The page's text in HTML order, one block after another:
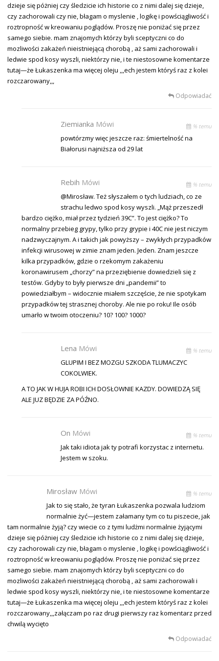
dzieje się póżniej czy śledzicie ich historie co z nimi dalej się dzieje,
czy zachorowali czy nie, błagam o myslenie , logikę i powściągliwość i
roztropność w kreowaniu poglądów. Proszę nie poniżać się przez
samego siebie. mam znajomych którzy byli sceptyczni co do
mozliwości zakażeń nieistniejącą chorobą , aż sami zachorowali i
ledwie spod kosy wyszli, niektórzy nie, i te niestosowne komentarze
tutaj—że Łukaszenka ma więcej oleju ,,,ech jestem któryś raz z kolei
rozczarowany,,,
Odpowiadać
Ziemianka Mówi % temu
powtórzmy więc jeszcze raz: śmiertelność na
Białorusi najniższa od 29 lat
Rebih Mówi % temu
@Mirosław. Też słyszałem o tych ludziach, co ze
strachu ledwo spod kosy wyszli. „Mąż przeszedł
bardzo ciężko, miał przez tydzień 39C”. To jest ciężko? To
normalny przebieg grypy, tylko przy grypie i 40C nie jest niczym
nadzwyczajnym. A i takich jak powyższy – zwykłych przypadków
infekcji wirusowej w zimie znam jeden. Jeden. Znam jeszcze
kilka przypadków, gdzie o rzekomym zakażeniu
koronawirusem „chorzy” na przeziębienie dowiedzieli się z
testów. Gdyby to były pierwsze dni „pandemii” to
powiedziałbym – widocznie miałem szczęście, że nie spotykam
przypadków tej strasznej choroby. Ale nie po roku! Ile osób
umarło w twoim otoczeniu? 10? 100? 1000?
Lena Mówi % temu
GLUPIM I BEZ MOZGU SZKODA TLUMACZYC
COKOLWIEK.
A TO JAK W HUJA ROBI ICH DOSŁOWNIE KAZDY. DOWIEDZĄ SIĘ
ALE JUZ BĘDZIE ZA PÓŹNO.
On Mówi % temu
Jak taki idiota jak ty potrafi korzystac z internetu.
Jestem w szoku.
Mirosław Mówi % temu
Jak to się stało, że tyran Łukaszenka pozwala ludziom
normalnie żyć—jestem załamany tym co tu piszecie, jak
tam normalnie żyją? czy wiecie co z tymi ludżmi normalnie żyjącymi
dzieje się póżniej czy śledzicie ich historie co z nimi dalej się dzieje,
czy zachorowali czy nie, błagam o myslenie , logikę i powściągliwość i
roztropność w kreowaniu poglądów. Proszę nie poniżać się przez
samego siebie. mam znajomych którzy byli sceptyczni co do
mozliwości zakażeń nieistniejącą chorobą , aż sami zachorowali i
ledwie spod kosy wyszli, niektórzy nie, i te niestosowne komentarze
tutaj—że Łukaszenka ma więcej oleju ,,,ech jestem któryś raz z kolei
rozczarowany,,,załączam po raz drugi pierwszy raz komentarz przed
chwilą wycięto
Odpowiadać